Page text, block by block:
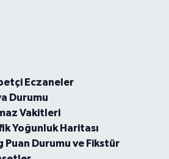
Eczaneler
Durumu
Vakitleri
Yoğunluk Haritası
Puan Durumu ve Fikstür